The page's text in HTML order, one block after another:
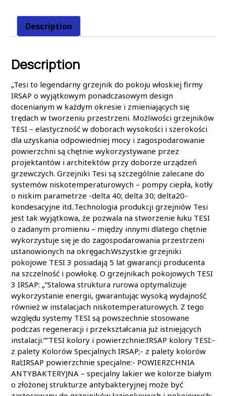
Description
Description
„Tesi to legendarny grzejnik do pokoju włoskiej firmy
IRSAP o wyjątkowym ponadczasowym design
docenianym w każdym okresie i zmieniających się
trędach w tworzeniu przestrzeni. Możliwości grzejników
TESI – elastyczność w doborach wysokości i szerokości
dla uzyskania odpowiedniej mocy i zagospodarowanie
powierzchni są chętnie wykorzystywane przez
projektantów i architektów przy doborze urządzeń
grzewczych. Grzejniki Tesi są szczególnie zalecane do
systemów niskotemperaturowych – pompy ciepła, kotły
o niskim parametrze -delta 40; delta 30; delta20-
kondesacyjne itd..Technologia produkcji grzejniów Tesi
jest tak wyjątkowa, że pozwala na stworzenie łuku TESI
o zadanym promieniu – między innymi dlatego chętnie
wykorzystuje się je do zagospodarowania przestrzeni
ustanowionych na okręgach.Wszystkie grzejniki
pokojowe TESI 3 posiadają 5 lat gwarancji producenta
na szczelność i powłokę. O grzejnikach pokojowych TESI
3 IRSAP: „”Stalowa struktura rurowa optymalizuje
wykorzystanie energii, gwarantując wysoką wydajność
również w instalacjach niskotemperaturowych. Z tego
względu systemy TESI są powszechnie stosowane
podczas regeneracji i przekształcania już istniejących
instalacji.””TESI kolory i powierzchnie:IRSAP kolory TESI:-
z palety Kolorów Specjalnych IRSAP;- z palety kolorów
Ral;IRSAP powierzchnie specjalne:- POWIERZCHNIA
ANTYBAKTERYJNA – specjalny lakier we kolorze białym
o złożonej strukturze antybakteryjnej może być